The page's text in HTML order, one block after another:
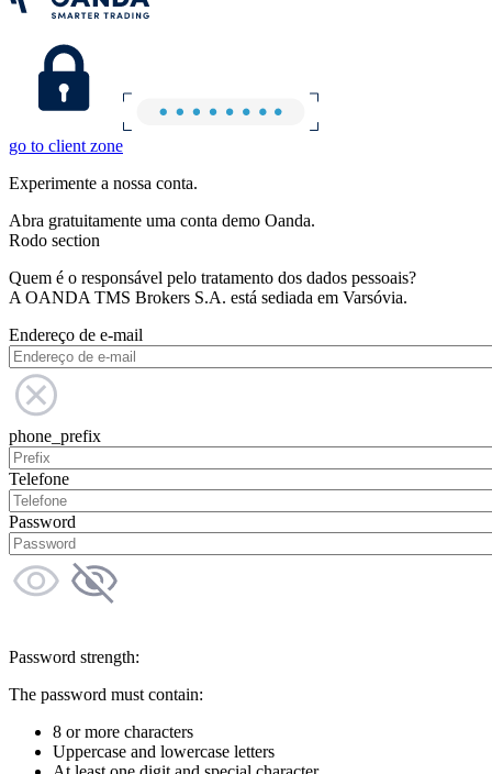
go to client zone
Experimente a nossa conta.
Abra gratuitamente uma conta demo Oanda.
Rodo section
Quem é o responsável pelo tratamento dos dados pessoais?
A OANDA TMS Brokers S.A. está sediada em Varsóvia.
Endereço de e-mail
phone_prefix
Telefone
Password
Password strength:
The password must contain:
8 or more characters
Uppercase and lowercase letters